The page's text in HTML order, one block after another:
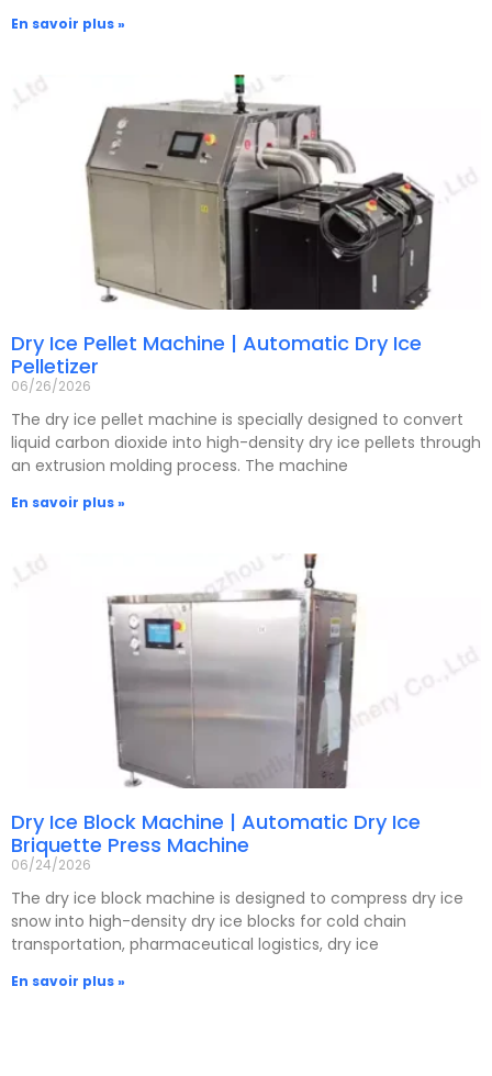
En savoir plus »
Dry Ice Pellet Machine | Automatic Dry Ice
Pelletizer
06/26/2026
The dry ice pellet machine is specially designed to convert
liquid carbon dioxide into high-density dry ice pellets through
an extrusion molding process. The machine
En savoir plus »
Dry Ice Block Machine | Automatic Dry Ice
Briquette Press Machine
06/24/2026
The dry ice block machine is designed to compress dry ice
snow into high-density dry ice blocks for cold chain
transportation, pharmaceutical logistics, dry ice
En savoir plus »